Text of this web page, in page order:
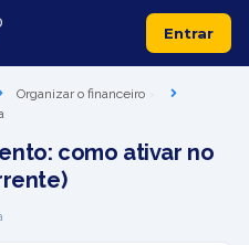
Entrar
Organizar o financeiro
como ativar no